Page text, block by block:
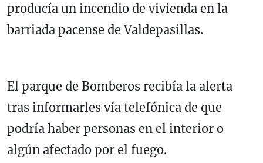
producía un incendio de vivienda en la
barriada pacense de Valdepasillas.
El parque de Bomberos recibía la alerta
tras informarles vía telefónica de que
podría haber personas en el interior o
algún afectado por el fuego.